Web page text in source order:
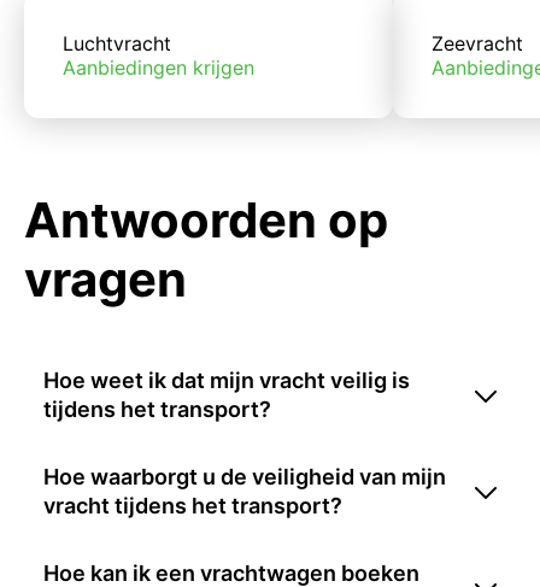
Luchtvracht
Aanbiedingen krijgen
Zeevracht
Antwoorden op
vragen
Hoe weet ik dat mijn vracht veilig is
tijdens het transport?
Hoe waarborgt u de veiligheid van mijn
vracht tijdens het transport?
Hoe kan ik een vrachtwagen boeken